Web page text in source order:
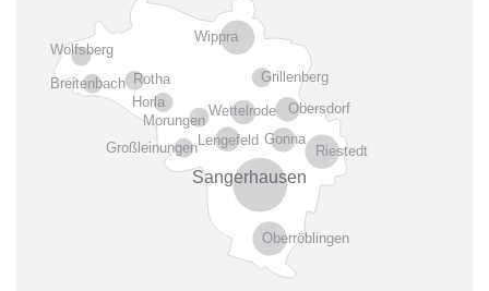
Riestedt
Gonna
Obersdorf
Grillenberg
Wippra
Wolfsberg
Rotha
Breitenbach
Horla
Morungen
Wettelrode
Lengefeld
Großleinungen
Sangerhausen
Oberröblingen